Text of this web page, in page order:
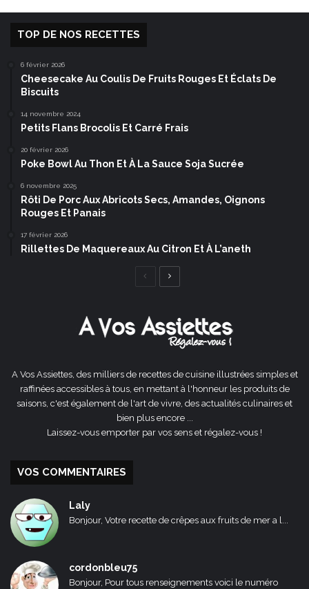
TOP DE NOS RECETTES
6 février 2026
Cheesecake Au Coulis De Fruits Rouges Et Éclats De
Biscuits
14 novembre 2024
Petits Flans Brocolis Et Carré Frais
20 février 2026
Poke Bowl Au Thon Et À La Sauce Soja Sucrée
6 novembre 2025
Rôti De Porc Aux Abricots Secs, Amandes, Oignons
Rouges Et Panais
17 février 2026
Rillettes De Maquereaux Au Citron Et À L’aneth
Page
A Vos Assiettes, des milliers de recettes de cuisine illustrées simples et
raffinées accessibles à tous, en mettant à l'honneur les produits de
saisons, c'est également de l'art de vivre, des actualités culinaires et
bien plus encore ...
Laissez-vous emporter par vos sens et régalez-vous !
VOS COMMENTAIRES
Laly
Bonjour, Votre recette de crêpes aux fruits de mer a l...
cordonbleu75
Bonjour, Pour tous renseignements voici le numéro